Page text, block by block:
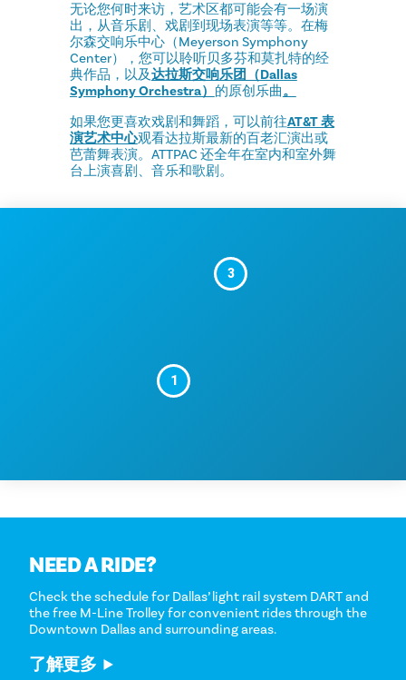
无论您何时来访，艺术区都可能会有一场演
出，从音乐剧、戏剧到现场表演等等。在梅
尔森交响乐中心（Meyerson Symphony
Center），您可以聆听贝多芬和莫扎特的经
典作品，以及达拉斯交响乐团（Dallas
Symphony Orchestra） 的原创乐曲。
如果您更喜欢戏剧和舞蹈，可以前往AT&T 表
演艺术中心观看达拉斯最新的百老汇演出或
芭蕾舞表演。ATTPAC 还全年在室内和室外舞
台上演喜剧、音乐和歌剧。
1
3
NEED A RIDE?
Check the schedule for Dallas’ light rail system DART and
the free M-Line Trolley for convenient rides through the
Downtown Dallas and surrounding areas.
了解更多